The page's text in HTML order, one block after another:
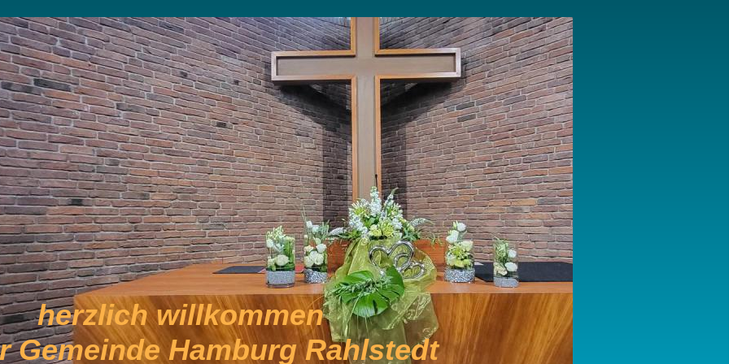
herzlich willkommen
Gemeinde Hamburg Rahlstedt